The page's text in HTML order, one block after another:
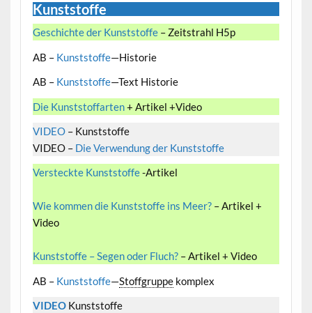
Kunststoffe
Geschichte der Kunststoffe– Zeitstrahl H5p
AB – Kunststoffe—Historie
AB – Kunststoffe—Text Historie
Die Kunststoffarten+ Artikel +Video
VIDEO– Kunststoffe
VIDEO – Die Verwendung der Kunststoffe
Versteckte Kunststoffe-Artikel
Wie kommen die Kunststoffe ins Meer?– Artikel +
Video
Kunststoffe – Segen oder Fluch?– Artikel + Video
AB – Kunststoffe—Stoffgruppekomplex
VIDEOKunststoffe